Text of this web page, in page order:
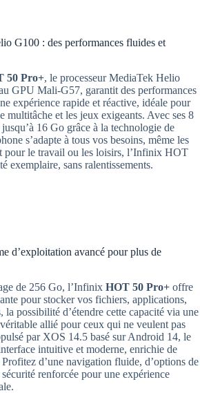
G100 : des performances fluides et
50 Pro+, le processeur MediaTek Helio
GPU Mali-G57, garantit des performances
expérience rapide et réactive, idéale pour
multitâche et les jeux exigeants. Avec ses 8
16 Go grâce à la technologie de
s’adapte à tous vos besoins, même les
pour le travail ou les loisirs, l’Infinix HOT
exemplaire, sans ralentissements.
d’exploitation avancé pour plus de
de 256 Go, l’Infinix HOT 50 Pro+ offre
pour stocker vos fichiers, applications,
possibilité d’étendre cette capacité via une
allié pour ceux qui ne veulent pas
par XOS 14.5 basé sur Android 14, le
intuitive et moderne, enrichie de
d’une navigation fluide, d’options de
renforcée pour une expérience